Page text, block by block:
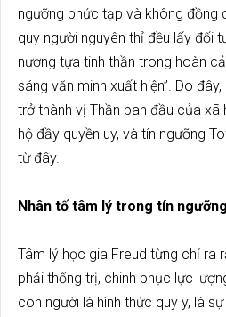
ngưỡng phức tạp và không đồng
quy người nguyên thỉ đều lấy đối
nương tựa tinh thần trong hoàn
sáng văn minh xuất hiện”. Do
trở thành vị Thần ban đầu của xã
hộ đầy quyền uy, và tín ngưỡng
từ đây.
Nhân tố tâm lý trong tín
Tâm lý học gia Freud từng chỉ ra
phải thống trị, chinh phục lực
con người là hình thức quy y, là